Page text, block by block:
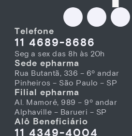
Telefone
11 4689-8686
Seg a sex das 8h às 20h
Sede epharma
Rua Butantã, 336 – 6º andar
Pinheiros – São Paulo – SP
Filial epharma
Al. Mamoré, 989 – 9º andar
Alphaville – Barueri – SP
Alô Beneficiário
11 4349-4004